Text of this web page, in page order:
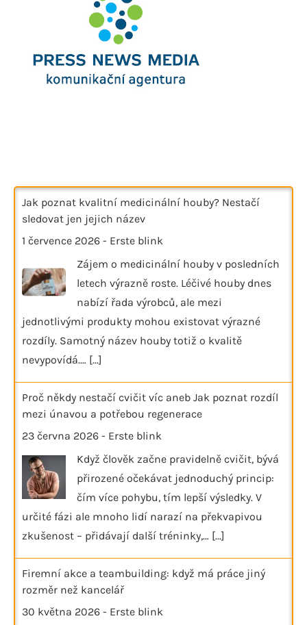
Jak poznat kvalitní medicinální houby? Nestačí
sledovat jen jejich název
1 července 2026 - Erste blink
Zájem o medicinální houby v posledních
letech výrazně roste. Léčivé houby dnes
nabízí řada výrobců, ale mezi
jednotlivými produkty mohou existovat výrazné
rozdíly. Samotný název houby totiž o kvalitě
nevypovídá.… [...]
Proč někdy nestačí cvičit víc aneb Jak poznat rozdíl
mezi únavou a potřebou regenerace
23 června 2026 - Erste blink
Když člověk začne pravidelně cvičit, bývá
přirozené očekávat jednoduchý princip:
čím více pohybu, tím lepší výsledky. V
určité fázi ale mnoho lidí narazí na překvapivou
zkušenost – přidávají další tréninky,… [...]
Firemní akce a teambuilding: když má práce jiný
rozměr než kancelář
30 května 2026 - Erste blink